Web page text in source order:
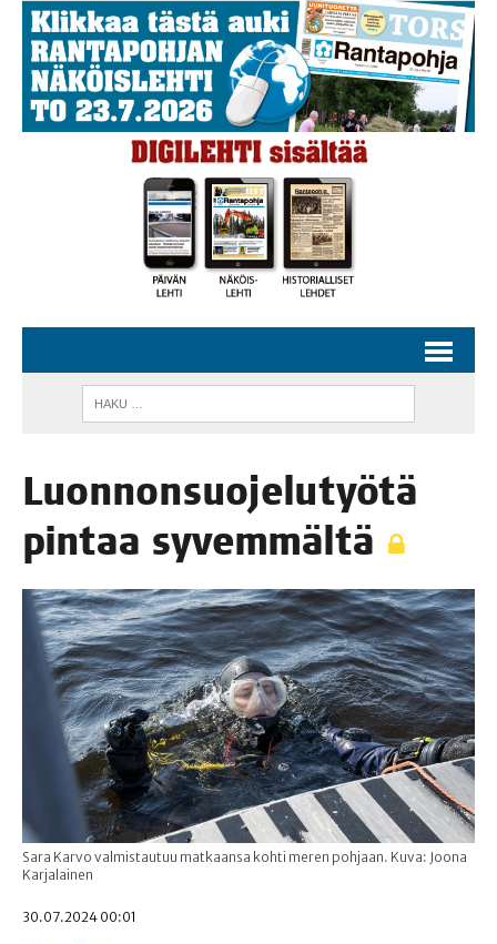
Luon­non­suo­je­lu­työ­tä
pin­taa syvemmältä
Sara Karvo valmistautuu matkaansa kohti meren pohjaan. Kuva: Joona
Karjalainen
30.07.2024 00:01